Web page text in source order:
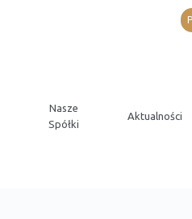
Nasze
Spółki
Aktualności